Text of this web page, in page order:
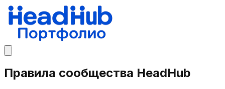
Правила сообщества HeadHub